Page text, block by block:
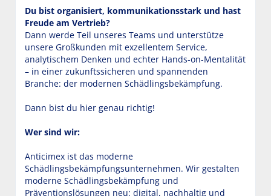
Du bist organisiert, kommunikationsstark und hast
Freude am Vertrieb?
Dann werde Teil unseres Teams und unterstütze
unsere Großkunden mit exzellentem Service,
analytischem Denken und echter Hands-on-Mentalität
– in einer zukunftssicheren und spannenden
Branche: der modernen Schädlingsbekämpfung.
Dann bist du hier genau richtig!
Wer sind wir:
Anticimex ist das moderne
Schädlingsbekämpfungsunternehmen. Wir gestalten
moderne Schädlingsbekämpfung und
Präventionslösungen neu: digital, nachhaltig und